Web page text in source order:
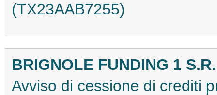
(TX23AAB7255)
BRIGNOLE FUNDING 1
Avviso di cessione di crediti